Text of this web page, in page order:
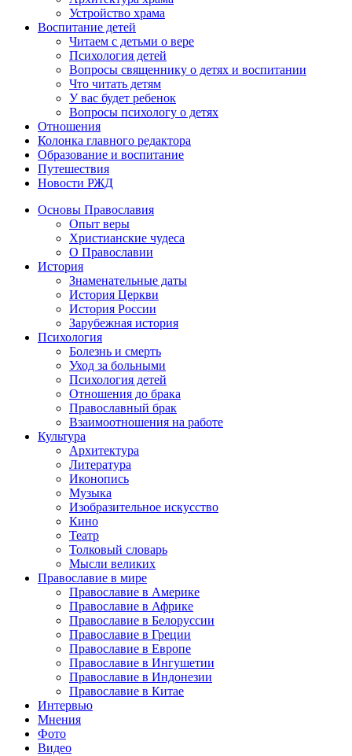
Устройство храма
Воспитание детей
Читаем с детьми о вере
Психология детей
Вопросы священнику о детях и воспитании
Что читать детям
У вас будет ребенок
Вопросы психологу о детях
Отношения
Колонка главного редактора
Образование и воспитание
Путешествия
Новости РЖД
Основы Православия
Опыт веры
Христианские чудеса
О Православии
История
Знаменательные даты
История Церкви
История России
Зарубежная история
Психология
Болезнь и смерть
Уход за больными
Психология детей
Отношения до брака
Православный брак
Взаимоотношения на работе
Культура
Архитектура
Литература
Иконопись
Музыка
Изобразительное искусство
Кино
Театр
Толковый словарь
Мысли великих
Православие в мире
Православие в Америке
Православие в Африке
Православие в Белоруссии
Православие в Греции
Православие в Европе
Православие в Ингушетии
Православие в Индонезии
Православие в Китае
Интервью
Мнения
Фото
Видео